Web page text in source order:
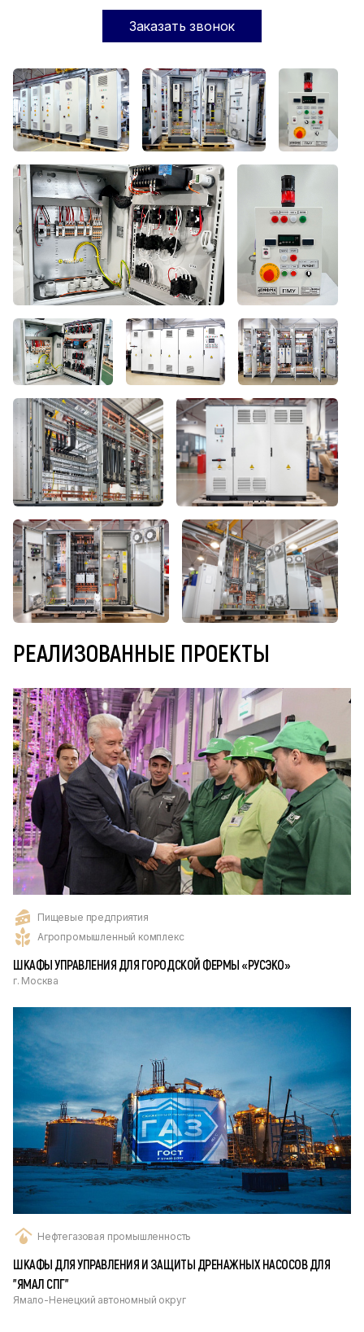
Заказать звонок
РЕАЛИЗОВАННЫЕ ПРОЕКТЫ
Пищевые предприятия
Агропромышленный комплекс
ШКАФЫ УПРАВЛЕНИЯ ДЛЯ ГОРОДСКОЙ ФЕРМЫ «РУСЭКО»
г. Москва
Нефтегазовая промышленность
ШКАФЫ ДЛЯ УПРАВЛЕНИЯ И ЗАЩИТЫ ДРЕНАЖНЫХ НАСОСОВ ДЛЯ
"ЯМАЛ СПГ"
Ямало-Ненецкий автономный округ